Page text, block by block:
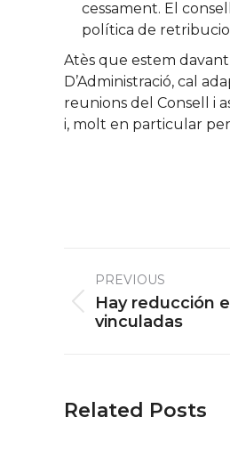
cessament. El
política de
Atès que estem
D’Administració, cal
reunions del Consell i
i, molt en particular
navigation
PREVIOUS
Previous
post:
Hay reducción
vinculadas
Related Posts